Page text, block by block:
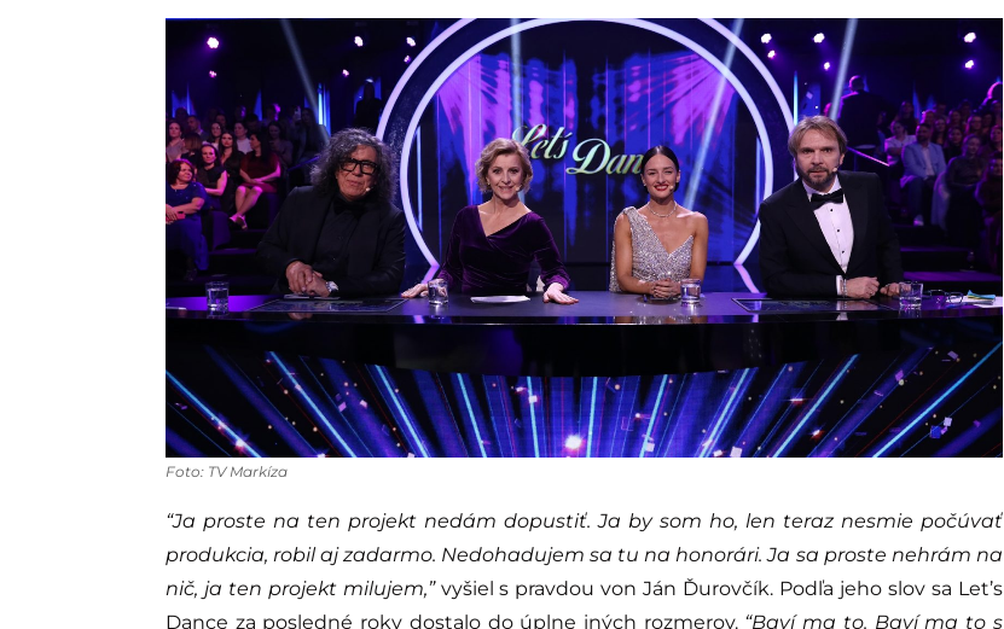
Foto: TV Markíza
“Ja proste na ten projekt nedám dopustiť. Ja by som ho, len teraz nesmie počúvať
produkcia, robil aj zadarmo. Nedohadujem sa tu na honorári. Ja sa proste nehrám na
nič, ja ten projekt milujem,”vyšiel s pravdou von Ján Ďurovčík. Podľa jeho slov sa Let’s
Dance za posledné roky dostalo do úplne iných rozmerov.“Baví ma to. Baví ma to s